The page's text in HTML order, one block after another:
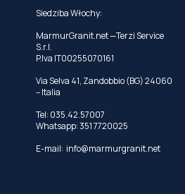
Siedziba Włochy:
MarmurGranit.net —Terzi Service
S.r.l.
P.Iva IT00255070161
Via Selva 41, Zandobbio (BG) 24060
– Italia
Tel: 035.42.57007
Whatsapp:351 7720025
E-mail: info@marmurgranit.net